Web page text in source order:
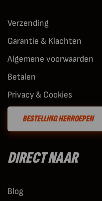
Verzending
Garantie & Klachten
Algemene voorwaarden
Betalen
Privacy & Cookies
BESTELLING HERROEPEN
DIRECT NAAR
Blog